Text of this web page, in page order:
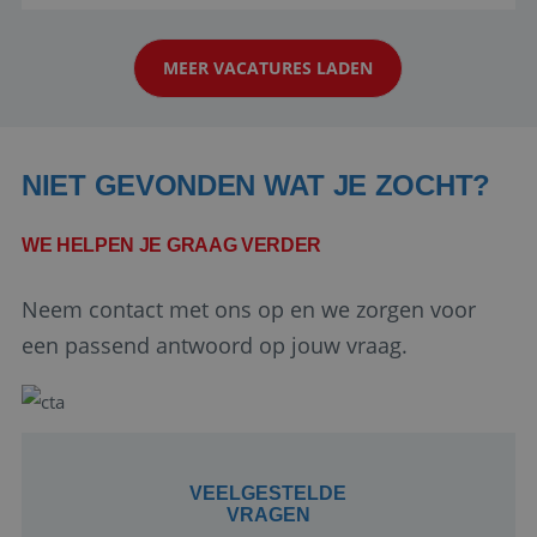
klanten te overtuigen om die droomreis te
boeken! ...
MEER VACATURES LADEN
NIET GEVONDEN WAT JE ZOCHT?
WE HELPEN JE GRAAG VERDER
Neem contact met ons op en we zorgen voor
een passend antwoord op jouw vraag.
VEELGESTELDE
VRAGEN
Google Privacy Policy